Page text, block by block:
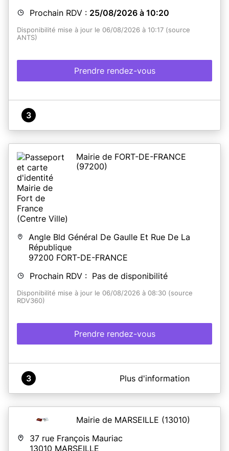
Prochain RDV : 25/08/2026 à 10:20
Disponibilité mise à jour le 06/08/2026 à 10:17 (source
ANTS)
Prendre rendez-vous
3
Mairie de FORT-DE-FRANCE
(97200)
Angle Bld Général De Gaulle Et Rue De La
République
97200 FORT-DE-FRANCE
Prochain RDV : Pas de disponibilité
Disponibilité mise à jour le 06/08/2026 à 08:30 (source
RDV360)
Prendre rendez-vous
A propos de Mairie de Fort de France (Centre Ville)
- Déposer vos demandes de titres d'identité,
- Élaborer vos dossiers de mariages ou pacs,
- Réaliser vos déclarations de naissances et de
reconnaissances,
3 Plus d'information
Mairie de MARSEILLE (13010)
37 rue François Mauriac
13010 MARSEILLE